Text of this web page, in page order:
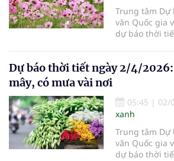
Trung tâm
văn Quốc gia
dự báo thời
Dự báo thời tiết ngày 2/4/
mây, có mưa vài nơi
05:45 | 02/
xanh
Trung tâm
văn Quốc gia
dự báo thời